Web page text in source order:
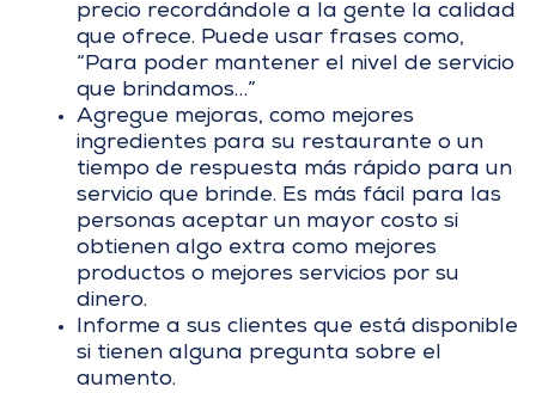
precio recordándole a la gente la calidad
que ofrece. Puede usar frases como,
“Para poder mantener el nivel de servicio
que brindamos…”
Agregue mejoras, como mejores
ingredientes para su restaurante o un
tiempo de respuesta más rápido para un
servicio que brinde. Es más fácil para las
personas aceptar un mayor costo si
obtienen algo extra como mejores
productos o mejores servicios por su
dinero.
Informe a sus clientes que está disponible
si tienen alguna pregunta sobre el
aumento.